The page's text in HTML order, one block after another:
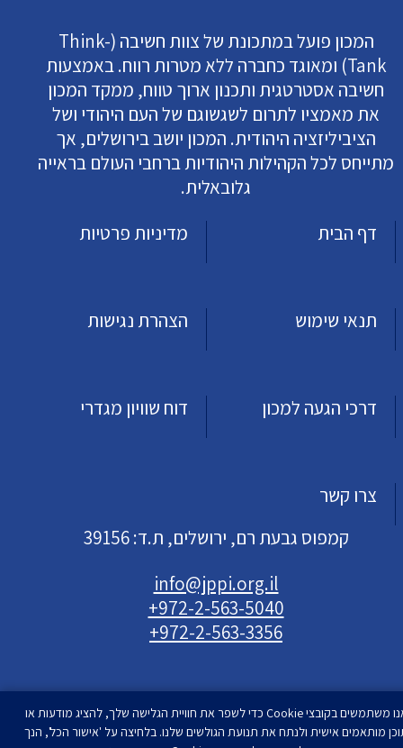
המכון פועל במתכונת של צוות חשיבה (Think-
Tank) ומאוגד כחברה ללא מטרות רווח. באמצעות
חשיבה אסטרטגית ותכנון ארוך טווח, ממקד המכון
את מאמציו לתרום לשגשוגם של העם היהודי ושל
הציביליזציה היהודית. המכון יושב בירושלים, אך
מתייחס לכל הקהילות היהודיות ברחבי העולם בראייה
גלובאלית.
דף הבית
מדיניות פרטיות
תנאי שימוש הצהרת נגישות
דרכי הגעה למכון דוח שוויון מגדרי
צרו קשר
קמפוס גבעת רם, ירושלים, ת.ד: 39156
info@jppi.org.il
+972-2-563-5040
+972-2-563-3356
אנו משתמשים בקובצי Cookie כדי לשפר את חוויית הגלישה שלך, להציג מודעות או
מותאמים אישית ולנתח את תנועת הגולשים שלנו. בלחיצה על 'אישור הכל', הנך